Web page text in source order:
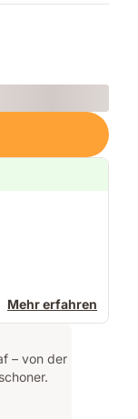
Mehr erfahren
– von der